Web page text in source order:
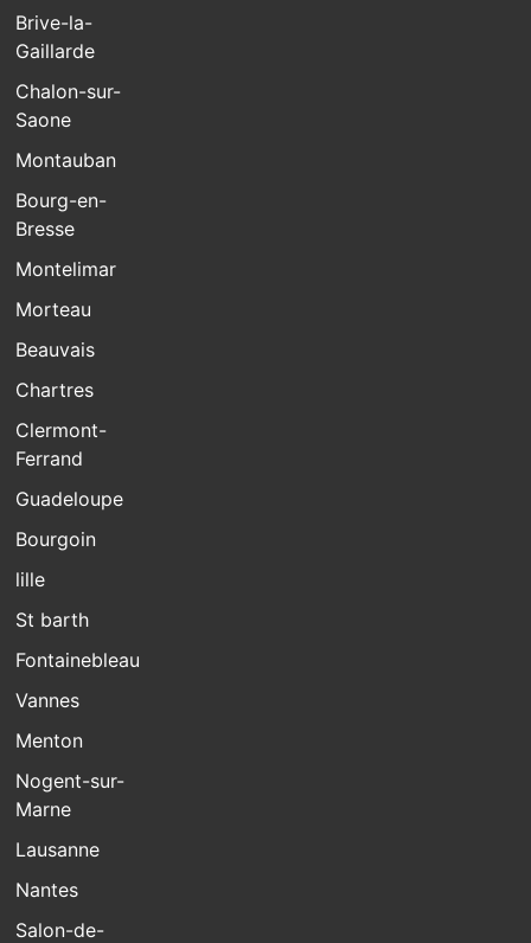
Brive-la-
Gaillarde
Chalon-sur-
Saone
Montauban
Bourg-en-
Bresse
Montelimar
Morteau
Beauvais
Chartres
Clermont-
Ferrand
Guadeloupe
Bourgoin
lille
St barth
Fontainebleau
Vannes
Menton
Nogent-sur-
Marne
Lausanne
Nantes
Salon-de-